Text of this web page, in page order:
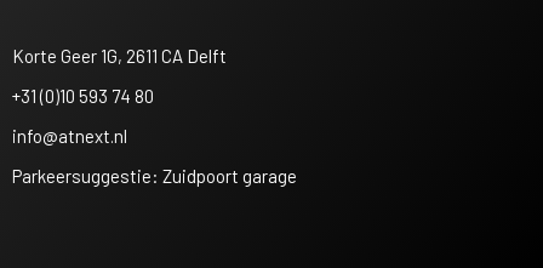
Korte Geer 1G, 2611 CA Delft
+31 (0)10 593 74 80
info@atnext.nl
Parkeersuggestie: Zuidpoort garage